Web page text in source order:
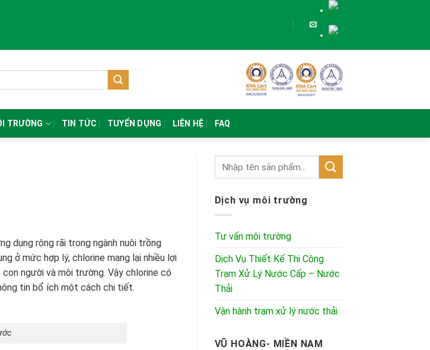
TRƯỜNG TIN TỨC TUYỂN DỤNG LIÊN HỆ FAQ
dụng rộng rãi trong ngành nuôi trồng
ở mức hợp lý, chlorine mang lại nhiều lợi
người và môi trường. Vậy chlorine có
tin bổ ích một cách chi tiết.
Dịch vụ môi trường
Tư vấn môi trường
Dịch Vụ Thiết Kế Thi Công
Trạm Xử Lý Nước Cấp – Nước
Thải
Vận hành trạm xử lý nước thải
VŨ HOÀNG- MIỀN NAM